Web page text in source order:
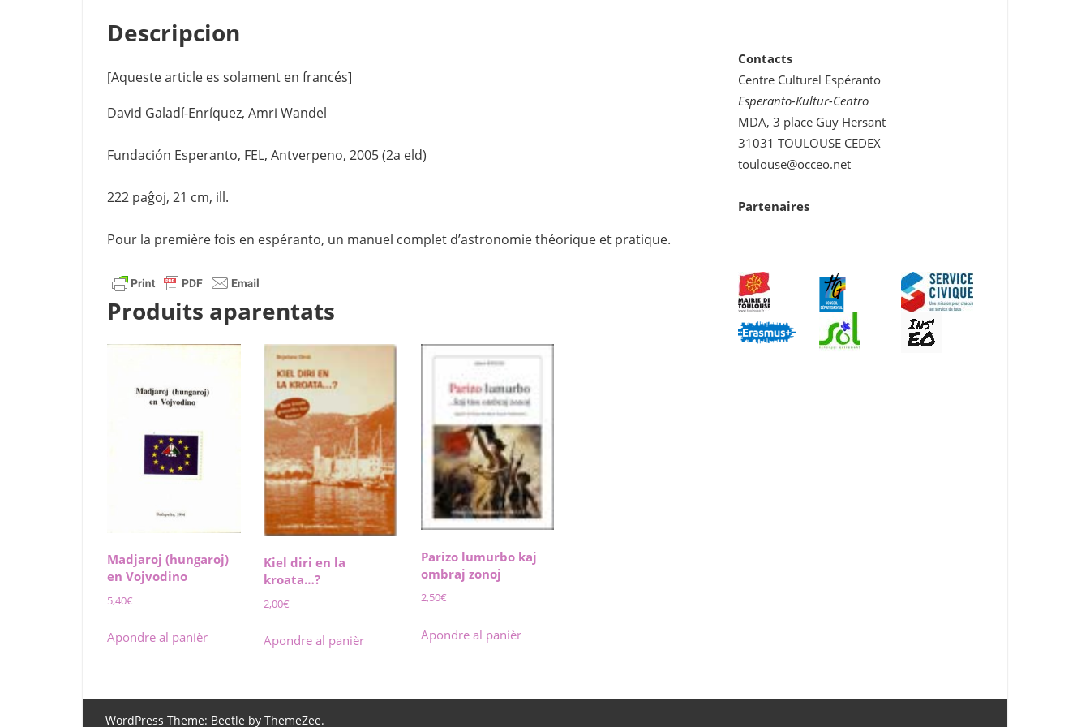
Descripcion
[Aqueste article es solament en francés]
David Galadí-Enríquez, Amri Wandel
Fundación Esperanto, FEL, Antverpeno, 2005 (2a eld)
222 paĝoj, 21 cm, ill.
Pour la première fois en espéranto, un manuel complet d’astronomie théorique et pratique.
Produits aparentats
Madjaroj (hungaroj)
en Vojvodino
5,40€
Apondre al panièr
Kiel diri en la
kroata…?
2,00€
Apondre al panièr
Parizo lumurbo kaj
ombraj zonoj
2,50€
Apondre al panièr
Contacts
Centre Culturel Espéranto
Esperanto-Kultur-Centro
MDA, 3 place Guy Hersant
31031 TOULOUSE CEDEX
toulouse@occeo.net
Partenaires
WordPress Theme: Beetle by ThemeZee.